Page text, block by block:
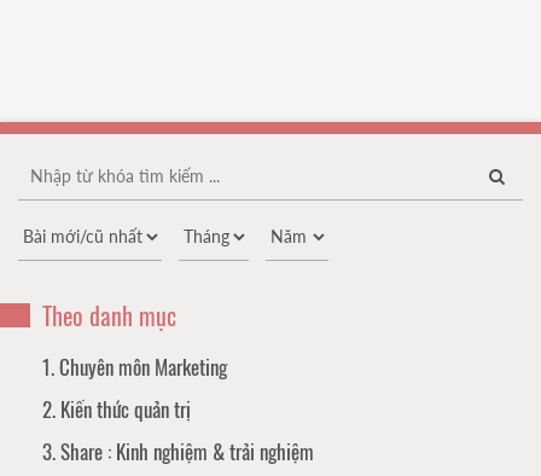
Theo danh mục
1. Chuyên môn Marketing
2. Kiến thức quản trị
3. Share : Kinh nghiệm & trải nghiệm